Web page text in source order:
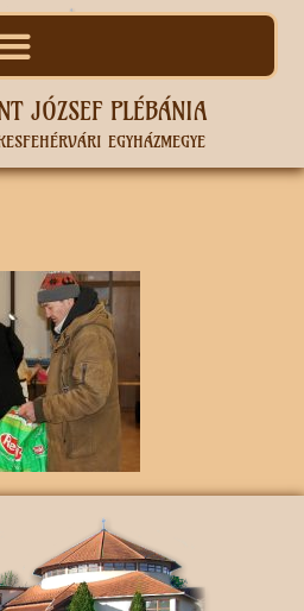
JÓZSEF PLÉBÁNIA
EGYHÁZMEGYE